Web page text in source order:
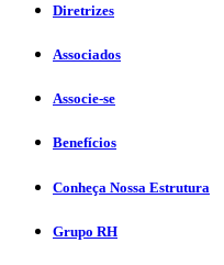
Diretrizes
Associados
Associe-se
Benefícios
Conheça Nossa Estrutura
Grupo RH